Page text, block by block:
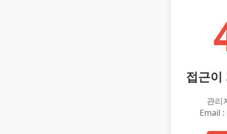
접근이
관리
Email